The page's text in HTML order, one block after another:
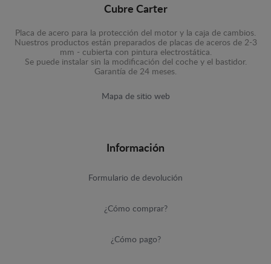
Cubre Carter
Placa de acero para la protección del motor y la caja de cambios.
Nuestros productos están preparados de placas de aceros de 2-3
mm - cubierta con pintura electrostática.
Se puede instalar sin la modificación del coche y el bastidor.
Garantía de 24 meses.
Mapa de sitio web
Información
Formulario de devolución
¿Cómo comprar?
¿Cómo pago?